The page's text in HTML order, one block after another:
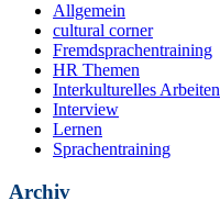
Allgemein
cultural corner
Fremdsprachentraining
HR Themen
Interkulturelles Arbeiten
Interview
Lernen
Sprachentraining
Archiv